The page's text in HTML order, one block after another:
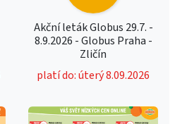
Akční leták Globus 29.7. -
8.9.2026 - Globus Praha -
Zličín
platí do: úterý 8.09.2026